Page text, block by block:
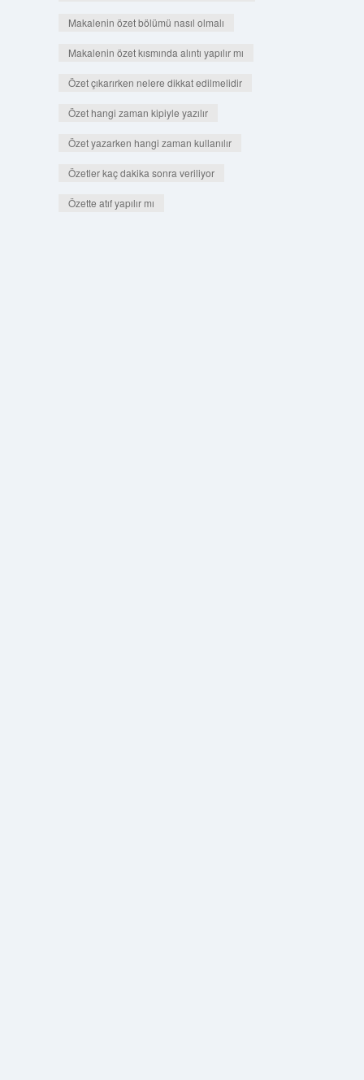
Makalenin özet bölümü nasıl olmalı
Makalenin özet kısmında alıntı yapılır mı
Özet çıkarırken nelere dikkat edilmelidir
Özet hangi zaman kipiyle yazılır
Özet yazarken hangi zaman kullanılır
Özetler kaç dakika sonra veriliyor
Özette atıf yapılır mı